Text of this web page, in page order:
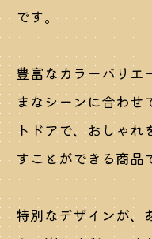
です。
豊富なカラーバリエ
まなシーンに合わせ
トドアで、おしゃれ
すことができる商品
特別なデザインが、